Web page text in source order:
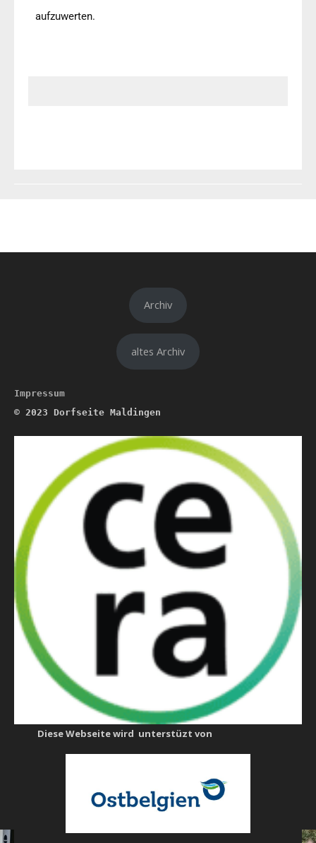
aufzuwerten.
Archiv
altes Archiv
Impressum
© 2023
Dorfseite Maldingen
Diese Webseite wird unterstüzt von